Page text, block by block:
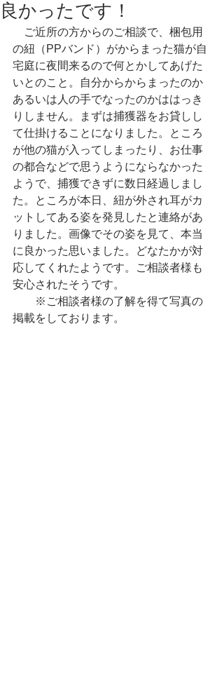
良かったです！
ご近所の方からのご相談で、梱包用
の紐（PPバンド）がからまった猫が自
宅庭に夜間来るので何とかしてあげた
いとのこと。自分からからまったのか
あるいは人の手でなったのかははっき
りしません。まずは捕獲器をお貸しし
て仕掛けることになりました。ところ
が他の猫が入ってしまったり、お仕事
の都合などで思うようにならなかった
ようで、捕獲できずに数日経過しまし
た。ところが本日、紐が外され耳がカ
ットしてある姿を発見したと連絡があ
りました。画像でその姿を見て、本当
に良かった思いました。どなたかが対
応してくれたようです。ご相談者様も
安心されたそうです。
※ご相談者様の了解を得て写真の
掲載をしております。